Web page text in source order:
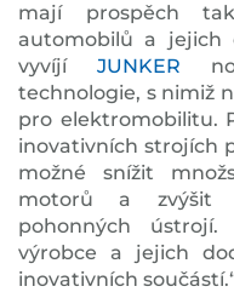
mají prospěch
automobilů a jejich
vyvíjí JUNKER
technologie, s nimiž
pro elektromobilitu.
inovativních strojích
možné snížit
motorů a zvýšit
pohonných
výrobce a jejich
inovativních